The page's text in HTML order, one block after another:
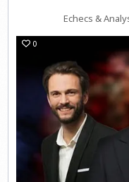
Echecs &
0